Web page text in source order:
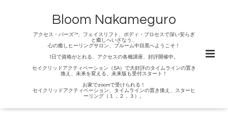
Bloom Nakameguro
アクセス・バーズ™、フェイスリフト、ボディ・プロセスで深い安らぎ
と癒しへいざなう、
心の癒しヒーリングサロン、ブルーム中目黒へようこそ！
1日で資格がとれる、アクセスの各種講座、好評開催中。
セイクリッドアクティベーション（SA）で大好評のタイムラインの置き
換え、未来を変える、未来版も受付スタート！
お家でzoomで受けられる！
セイクリッドアクティベーション、タイムラインの置き換え、スターヒ
ーリング（１，２，３）。